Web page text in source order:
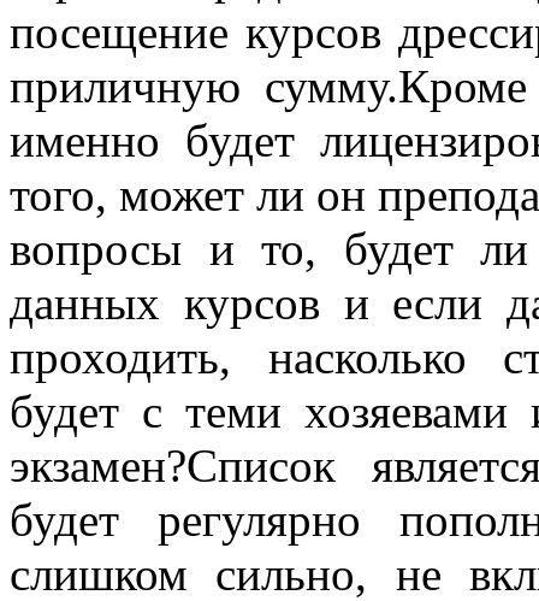
посещение курсов
приличную
именно будет
того, может ли он
вопросы и то, будет ли
данных курсов и если
проходить, насколько
будет с теми хозяевами
экзамен?Список
будет регулярно
слишком сильно, не